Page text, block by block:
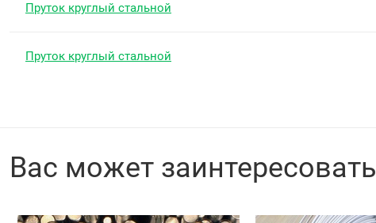
Пруток круглый стальной
Пруток круглый стальной
Вас может заинтересовать